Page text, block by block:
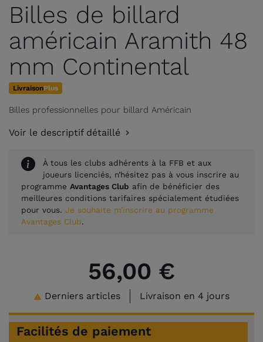
Billes de billard
américain Aramith 48
mm Continental
LivraisonPlus
Billes professionnelles pour billard Américain
Voir le descriptif détaillé
À tous les clubs adhérents à la FFB et aux
joueurs licenciés, n’hésitez pas à vous inscrire au
programme Avantages Club afin de bénéficier des
meilleures conditions tarifaires spécialement étudiées
pour vous. Je souhaite m’inscrire au programme
Avantages Club.
56,00 €
 Derniers articles Livraison en 4 jours
Facilités de paiement